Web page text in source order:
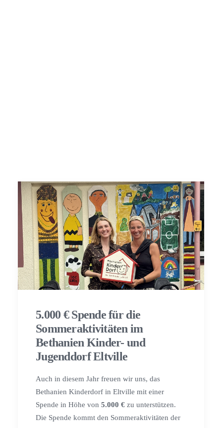
5.000 € Spende für die
Sommeraktivitäten im
Bethanien Kinder- und
Jugenddorf Eltville
Auch in diesem Jahr freuen wir uns, das
Bethanien Kinderdorf in Eltville mit einer
Spende in Höhe von 5.000 € zu unterstützen.
Die Spende kommt den Sommeraktivitäten der